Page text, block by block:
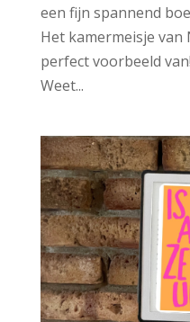
een fijn spannend
Het kamermeisje van
perfect voorbeeld
Weet...